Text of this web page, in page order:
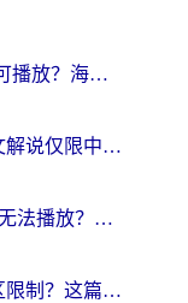
在美国看世界杯当前地区不可播放？海外党体育观赛终极指南来了！
在澳大利亚看B站世界杯中文解说仅限中国大陆？这篇指南帮你打破限制看遍赛事
在海外看CCTV5世界杯直播无法播放？这篇指南让你和国内球迷同步呐喊
在韩国看B站世界杯直播地区限制？这篇指南让你告别“当前地区不可播放”